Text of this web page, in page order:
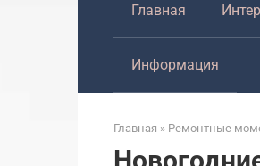
Главная
Информация
Главная » Ремонтные